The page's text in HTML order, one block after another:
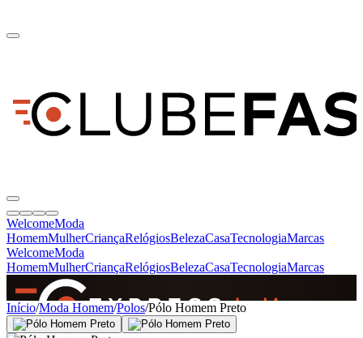
WelcomeModa
HomemMulherCriançaRelógiosBelezaCasaTecnologiaMarcas
WelcomeModa
HomemMulherCriançaRelógiosBelezaCasaTecnologiaMarcas
SINCE 2005
Início/Moda Homem/Polos/Pólo Homem Preto